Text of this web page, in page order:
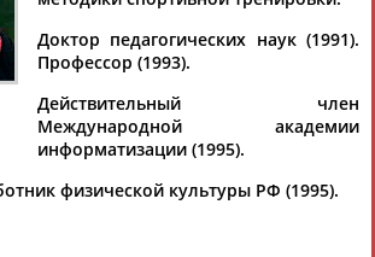
АБАКУМОВА
АБАЛАКИНА
Рамазан
АБАЧАРАЕВ
Ростом
АБАШИДЗЕ
Доктор педагогических наук (1991).
Профессор (1993).
Действительный член
Международной академии
информатизации (1995).
физической культуры РФ (1995).